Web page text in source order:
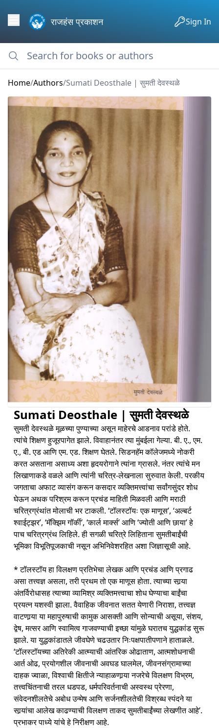
राजहंस प्रकाशन Sign In
Home/Authors/Sumati Deosthale | सुमती देवस्थळे
Sumati Deosthale | सुमती देवस्थळे
सुमती देवस्थळे मूळच्या पुण्याच्या असून माहेरचे आडनाव परांडे होते.
त्यांचे शिक्षण हुजूरपागेत झाले. विवाहानंतर त्या मुंबईला गेल्या. बी. ए., एम.
ए., बी. एड आणि एम. एड. शिक्षण घेतले. सिडनहॅम कॉलेजमध्ये नोकरी
करत असताना असाध्य अशा हृदयरोगाने त्यांना ग्रासले. नंतर त्यांचे मन
लिखाणाकडे वळले आणि त्यांनी चरित्र-लेखनाला सुरुवात केली. परकीय
जगताचा अफाट व्यासंग करून कसदार व्यक्तिमत्त्वांचा सर्वांगसुंदर शोध
घेऊन अथक परिश्रम करून प्रचंड माहिती मिळवली आणि मराठी
चरित्रग्रंथांत मोलाची भर टाकली. ‘टॉलस्टॉयः एक माणूस’, ‘अल्बर्ट
श्‍वाईट्झर’, ‘मॅक्झिम गॉर्की’, ‘कार्ल मार्क्स’ आणि ‘ज्योती आणि छाया’ हे
पाच चरित्रग्रंथ लिहिले. ही सगळी चरित्रे लिहिताना सुमतीबाईंची
भूमिका विभूतिपूजकाची नसून अभिनिवेशरहित अशा जिज्ञासूची आहे.
* टॉलस्टॉय हा विलक्षण प्रतिभेचा लेखक आणि प्रचंड आणि प्रगाढ
असा तत्त्वज्ञ असला, तरी प्रथम तो एक माणूस होता. त्याच्या सार्‍या
अंतर्विरोधासह त्याच्या व्यामिश्र व्यक्तिमत्त्वाचा शोध घेण्याचा बाईंचा
प्रयत्न यशस्वी झाला. वैवाहिक जीवनात सतत येणारी निराशा, तत्त्वज्ञ
वाटणार्‍या या महापुरुषाची कामुक आसक्ती आणि सोन्याची असूया, संशय,
द्वेष, मत्सर आणि स्वामित्व गाजवण्याची इच्छा यांमुळे घरातच युद्धकांड सुरू
झाले. या युद्धकांडातले जीवघेणे चढउतार निःपक्षपातीपणाने हाताळले.
‘टॉलस्टॉयच्या अतिरेकी आत्म्याची आंतरिक ओढाताण, आत्मशोधनाची
आर्त ओढ, प्रयोगशील जीवनाची अवघड घालमेल, जीवनसंग्रामाच्या
दाहक ज्वाळा, विश्वाची क्षितीजे न्याहाळणार्‍या नजरेचे विलक्षण विभ्रम,
तत्त्वचिंतनाची तरल धडपड, धर्मपरिवर्तनाची अस्वस्थ प्रेरणा,
संवेदनशीलतेचे अबोध उन्मेष आणि सर्जनशीलतेची विश्रब्ध स्पंदने या
सार्‍यांचा आलेख काढण्याची विलक्षण ताकद सुमतीबाईंच्या लेखणीत आहे’.
प्रभाकर पाध्ये यांचे हे निरीक्षण आहे.